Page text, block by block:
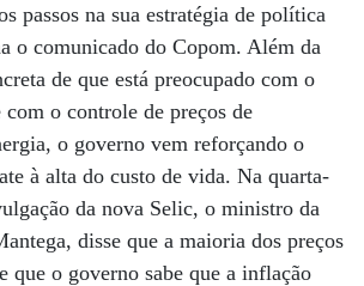
passos na sua estratégia de política
o comunicado do Copom. Além da
de que está preocupado com o
o controle de preços de
o governo vem reforçando o
à alta do custo de vida. Na quarta-
da nova Selic, o ministro da
disse que a maioria dos preços
que o governo sabe que a inflação